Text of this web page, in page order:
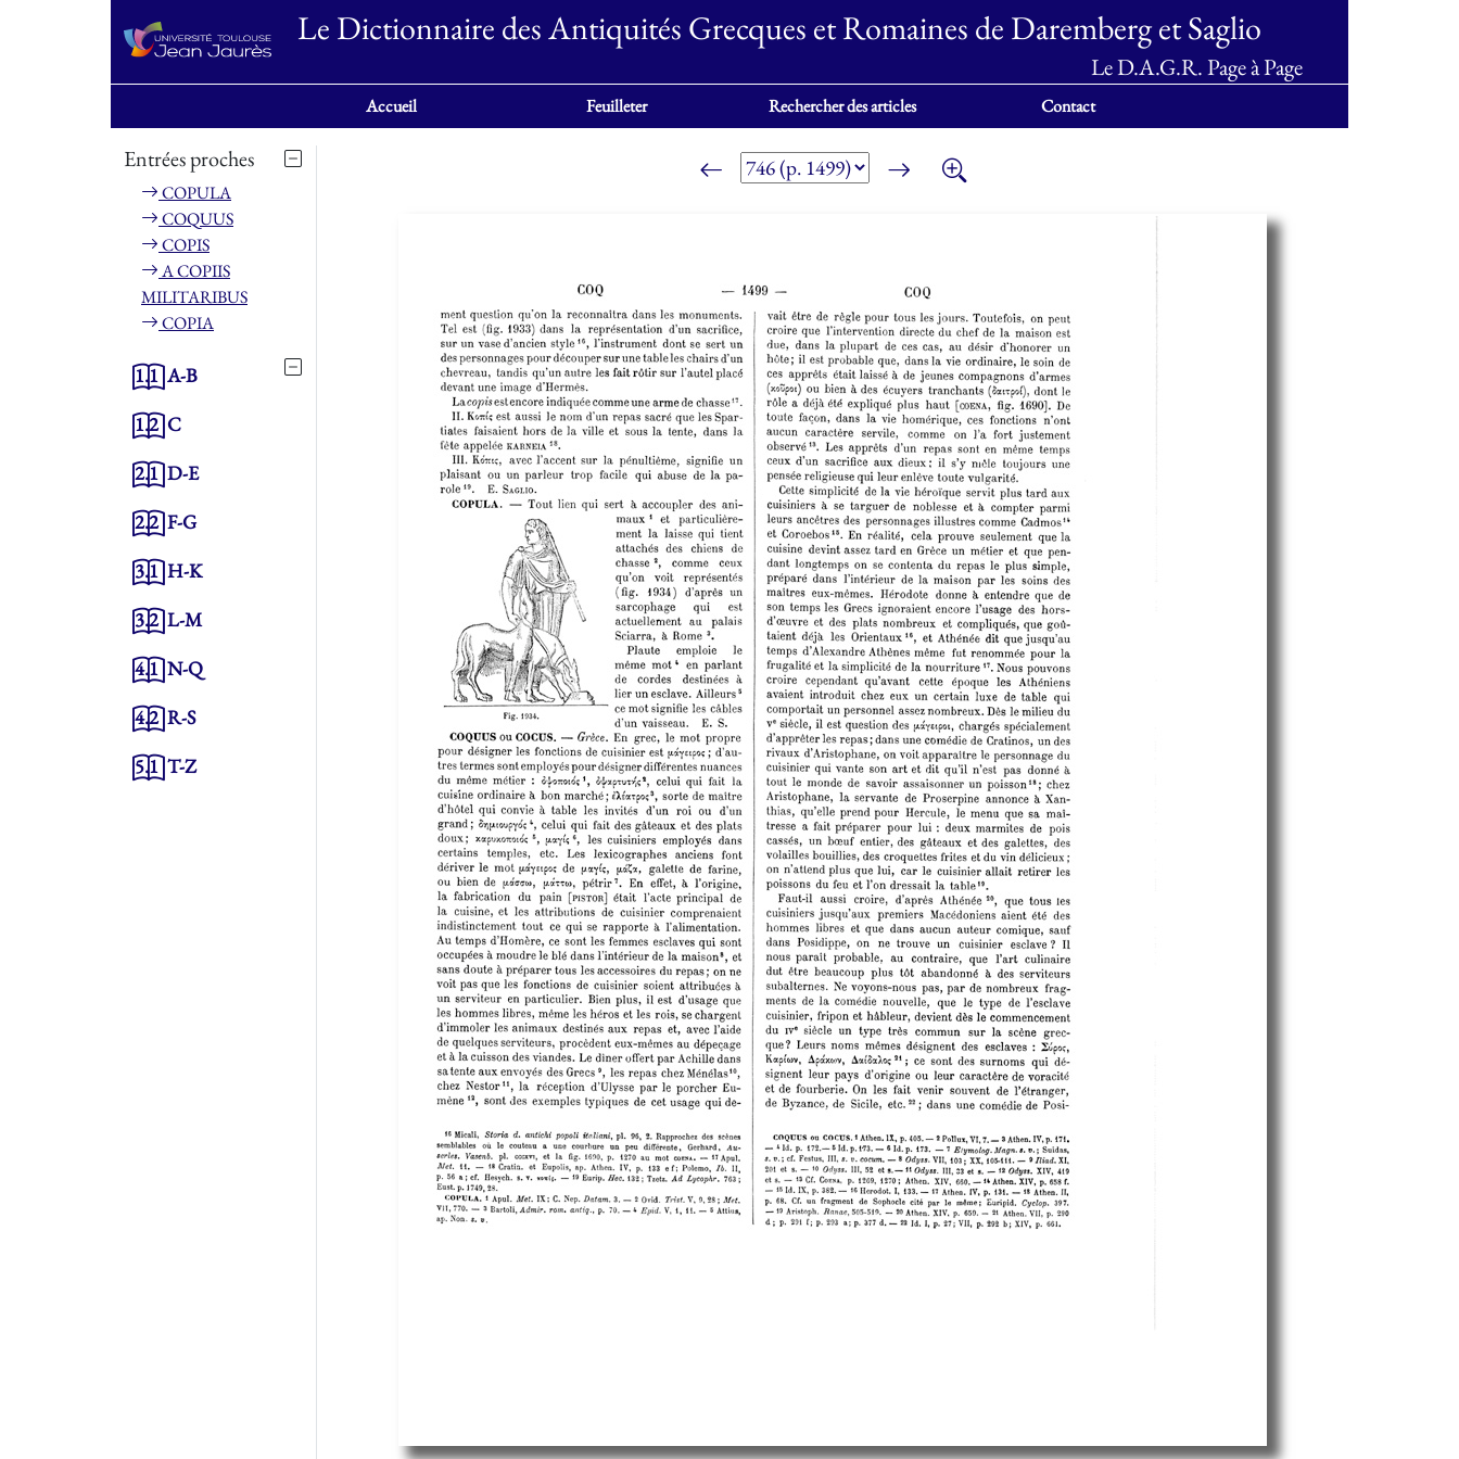
Le Dictionnaire des Antiquités Grecques et Romaines de Daremberg et Saglio
Le D.A.G.R. Page à Page
Accueil Feuilleter Rechercher des articles Contact
Entrées proches
COPULA
COQUUS
COPIS
A COPIIS
MILITARIBUS
COPIA
1.1A-B
1.2C
2.1D-E
2.2F-G
3.1H-K
3.2L-M
4.1N-Q
4.2R-S
5.1T-Z